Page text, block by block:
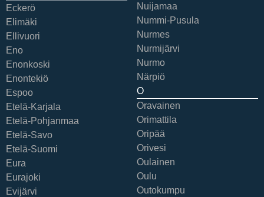
Eckerö
Elimäki
Ellivuori
Eno
Enonkoski
Enontekiö
Espoo
Etelä-Karjala
Etelä-Pohjanmaa
Etelä-Savo
Etelä-Suomi
Eura
Eurajoki
Evijärvi
Nuijamaa
Nummi-Pusula
Nurmes
Nurmijärvi
Nurmo
Närpiö
O
Oravainen
Orimattila
Oripää
Orivesi
Oulainen
Oulu
Outokumpu